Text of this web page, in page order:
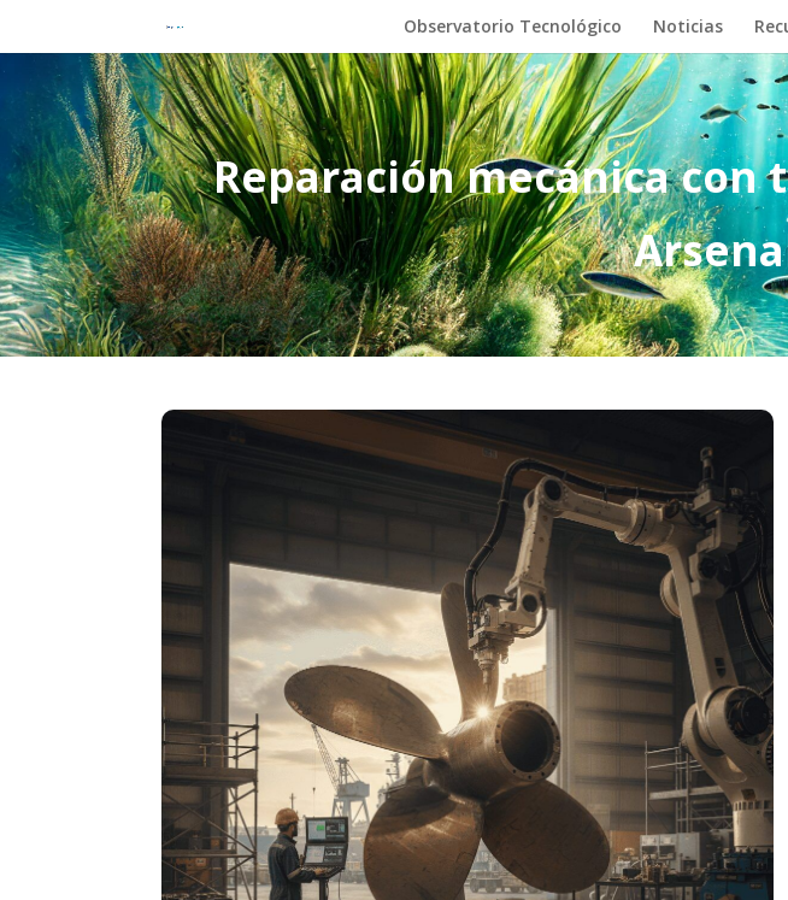
Observatorio Tecnológico Noticias
Reparación mecánica con